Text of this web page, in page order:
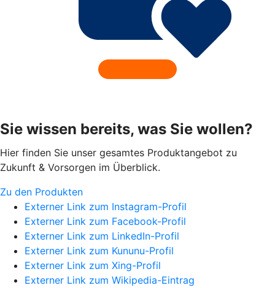
Sie wissen bereits, was Sie wollen?
Hier finden Sie unser gesamtes Produktangebot zu
Zukunft & Vorsorgen im Überblick.
Zu den Produkten
Externer Link zum Instagram-Profil
Externer Link zum Facebook-Profil
Externer Link zum LinkedIn-Profil
Externer Link zum Kununu-Profil
Externer Link zum Xing-Profil
Externer Link zum Wikipedia-Eintrag